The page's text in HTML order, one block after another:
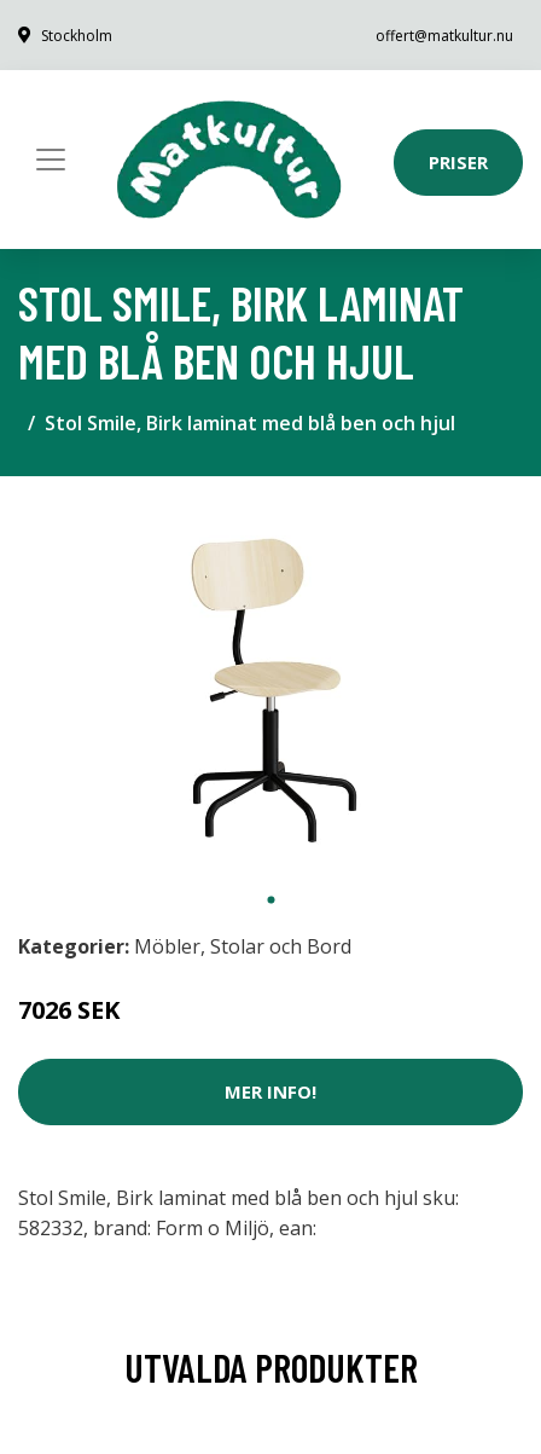
Stockholm offert@matkultur.nu
PRISER
STOL SMILE, BIRK LAMINAT
MED BLÅ BEN OCH HJUL
Stol Smile, Birk laminat med blå ben och hjul
Kategorier: Möbler, Stolar och Bord
7026 SEK
MER INFO!
Stol Smile, Birk laminat med blå ben och hjul sku:
582332, brand: Form o Miljö, ean:
UTVALDA PRODUKTER